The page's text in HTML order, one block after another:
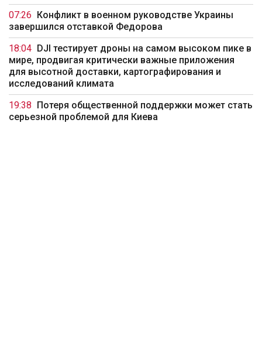
07:26
Конфликт в военном руководстве Украины
завершился отставкой Федорова
18:04
DJI тестирует дроны на самом высоком пике в
мире, продвигая критически важные приложения
для высотной доставки, картографирования и
исследований климата
19:38
Потеря общественной поддержки может стать
серьезной проблемой для Киева